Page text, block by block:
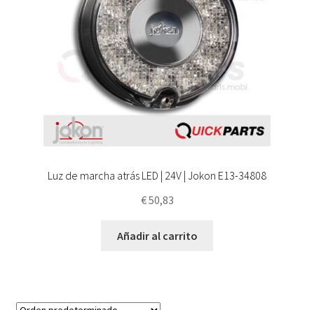
Luz de marcha atrás LED | 24V | Jokon E13-34808
€50,83
Añadir al carrito